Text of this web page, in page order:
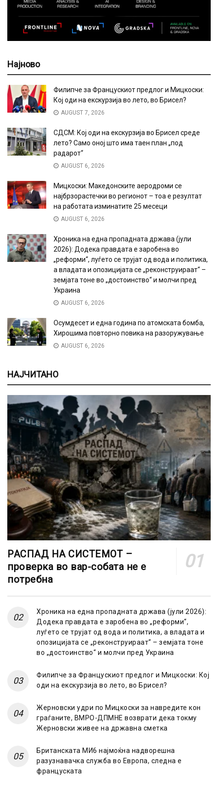
Најново
Филипче за Францускиот предлог и Мицкоски:
Кој оди на екскурзија во лето, во Брисел?
AUGUST 7, 2026
СДСМ: Кој оди на екскурзија во Брисел среде
лето? Само оној што има таен план „под
радарот“
AUGUST 6, 2026
Мицкоски: Македонските аеродроми се
најбрзорастечки во регионот – тоа е резултат
на работата изминатите 25 месеци
AUGUST 6, 2026
Хроника на една пропадната држава (јули
2026): Додека правдата е заробена во
„реформи“, луѓето се трујат од вода и политика,
а владата и опозицијата се „реконструираат“ –
земјата тоне во „достоинство“ и молчи пред
Украина
AUGUST 6, 2026
Осумдесет и една година по атомската бомба,
Хирошима повторно повика на разоружување
AUGUST 6, 2026
НАЈЧИТАНО
РАСПАД НА СИСТЕМОТ –
проверка во вар-собата не е
потребна
Хроника на една пропадната држава (јули 2026):
Додека правдата е заробена во „реформи“,
луѓето се трујат од вода и политика, а владата и
опозицијата се „реконструираат“ – земјата тоне
во „достоинство“ и молчи пред Украина
Филипче за Францускиот предлог и Мицкоски: Кој
оди на екскурзија во лето, во Брисел?
Жерновски удри по Мицкоски за навредите кон
граѓаните, ВМРО-ДПМНЕ возврати дека токму
Жерновски живее на државна сметка
Британската МИ6 најмоќна надворешна
разузнавачка служба во Европа, следна е
француската